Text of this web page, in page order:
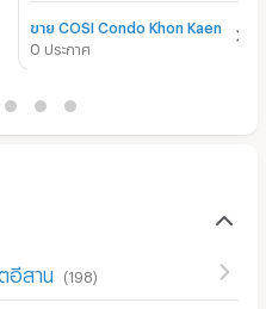
ขาย COSI Condo Khon Kaen
0 ประกาศ
อีสาน (198)